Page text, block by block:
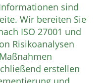
sind
Wir bereiten Sie
ISO 27001 und
Risikoanalysen
erstellen